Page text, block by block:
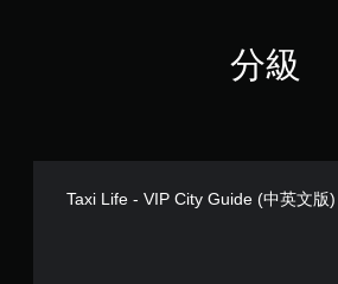
分級
Taxi Life - VIP City Guide (中英文版)